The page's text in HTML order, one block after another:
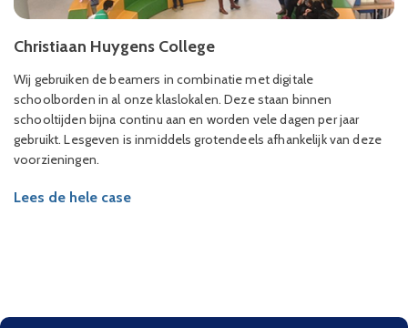
Christiaan Huygens College
Wij gebruiken de beamers in combinatie met digitale
schoolborden in al onze klaslokalen. Deze staan binnen
schooltijden bijna continu aan en worden vele dagen per jaar
gebruikt. Lesgeven is inmiddels grotendeels afhankelijk van deze
voorzieningen.
Lees de hele case